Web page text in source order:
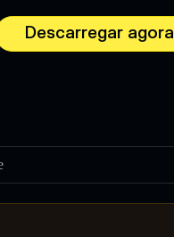
Descarregar agora